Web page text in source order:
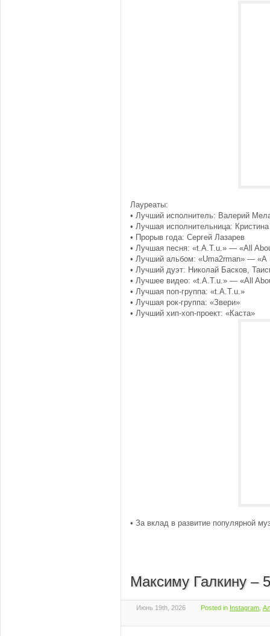
Лауреаты:
• Лучший исполнитель: Валерий
• Лучшая исполнительница:
• Прорыв года: Сергей Лазарев
• Лучшая песня: «t.A.T.u.» — «All
• Лучший альбом: «Uma2rman» — «А
• Лучший дуэт: Николай Басков,
• Лучшее видео: «t.A.T.u.» — «All
• Лучшая поп-группа: «t.A.T.u.»
• Лучшая рок-группа: «Звери»
• Лучший хип-хоп-проект: «Каста»
• За вклад в развитие популярной
Максиму Галкину –
Июнь 19th, 2026 Posted in Instagram